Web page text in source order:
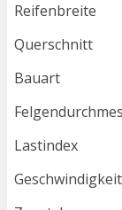
Reifenbreite
Querschnitt
Bauart
Lastindex